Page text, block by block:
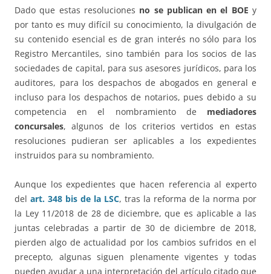
Dado que estas resoluciones no se publican en el BOE y
por tanto es muy difícil su conocimiento, la divulgación de
su contenido esencial es de gran interés no sólo para los
Registro Mercantiles, sino también para los socios de las
sociedades de capital, para sus asesores jurídicos, para los
auditores, para los despachos de abogados en general e
incluso para los despachos de notarios, pues debido a su
competencia en el nombramiento de mediadores
concursales, algunos de los criterios vertidos en estas
resoluciones pudieran ser aplicables a los expedientes
instruidos para su nombramiento.
Aunque los expedientes que hacen referencia al experto
del art. 348 bis de la LSC, tras la reforma de la norma por
la Ley 11/2018 de 28 de diciembre, que es aplicable a las
juntas celebradas a partir de 30 de diciembre de 2018,
pierden algo de actualidad por los cambios sufridos en el
precepto, algunas siguen plenamente vigentes y todas
pueden ayudar a una interpretación del artículo citado que